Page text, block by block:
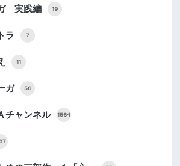
実践編 19
ラ 7
11
ガ 56
チャンネル 1564